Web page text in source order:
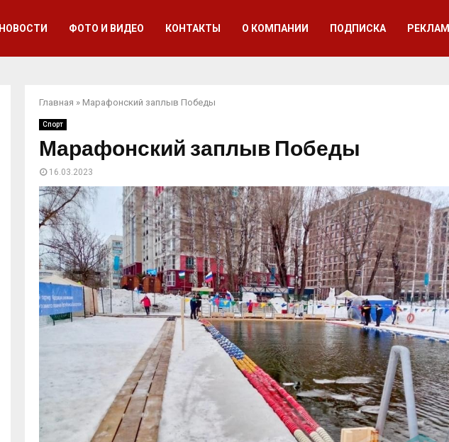
НОВОСТИ ФОТО И ВИДЕО КОНТАКТЫ О КОМПАНИИ ПОДПИСКА
Главная » Марафонский заплыв Победы
Спорт
Марафонский заплыв Победы
16.03.2023